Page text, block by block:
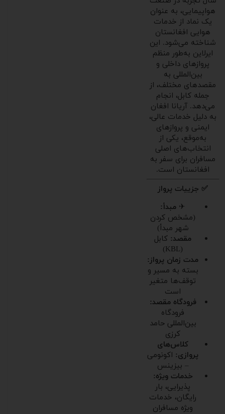
هواپیمایی، به عنوان
یک نماد از خدمات
هوایی افغانستان
شناخته می‌شود. این
ایرلاین به‌طور منظم
پروازهای داخلی و
بین‌المللی به
مقصدهای مختلف، از
جمله کابل، انجام
می‌دهد. آریانا افغان
به دلیل خدمات عالی،
ایمنی و پروازهای
به‌موقع، یکی از
انتخاب‌های اصلی
مسافران برای سفر به
افغانستان است.
✅ جزییات پرواز
✈ مبدأ:
(مشخص کردن
شهر مبدأ)
مقصد: کابل
(KBL)
مدت زمان پرواز:
بسته به مسیر و
توقف‌ها متغیر
است
فرودگاه مقصد:
فرودگاه
بین‌المللی حامد
کرزی
کلاس‌های
پروازی: اکونومی
– بیزینس
خدمات ویژه:
پذیرایی، بار
رایگان، خدمات
ویژه مسافران